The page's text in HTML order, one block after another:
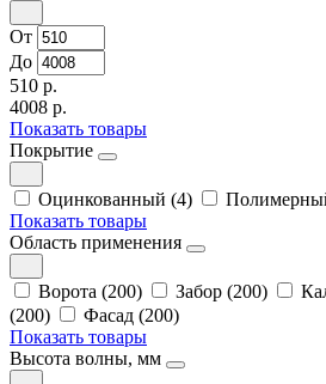
От
До
510 р.
4008 р.
Показать товары
Покрытие
Оцинкованный (4)
Показать товары
Область применения
Ворота (200) Забор (200)
(200)
Фасад (200)
Показать товары
Высота волны, мм